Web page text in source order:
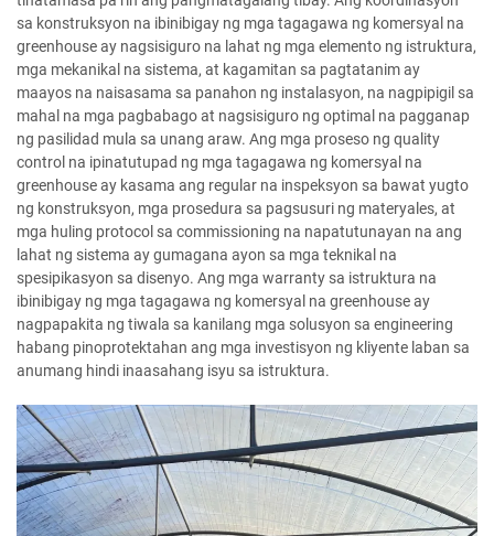
sa konstruksyon na ibinibigay ng mga tagagawa ng komersyal na
greenhouse ay nagsisiguro na lahat ng mga elemento ng istruktura,
mga mekanikal na sistema, at kagamitan sa pagtatanim ay
maayos na naisasama sa panahon ng instalasyon, na nagpipigil sa
mahal na mga pagbabago at nagsisiguro ng optimal na pagganap
ng pasilidad mula sa unang araw. Ang mga proseso ng quality
control na ipinatutupad ng mga tagagawa ng komersyal na
greenhouse ay kasama ang regular na inspeksyon sa bawat yugto
ng konstruksyon, mga prosedura sa pagsusuri ng materyales, at
mga huling protocol sa commissioning na napatutunayan na ang
lahat ng sistema ay gumagana ayon sa mga teknikal na
spesipikasyon sa disenyo. Ang mga warranty sa istruktura na
ibinibigay ng mga tagagawa ng komersyal na greenhouse ay
nagpapakita ng tiwala sa kanilang mga solusyon sa engineering
habang pinoprotektahan ang mga investisyon ng kliyente laban sa
anumang hindi inaasahang isyu sa istruktura.